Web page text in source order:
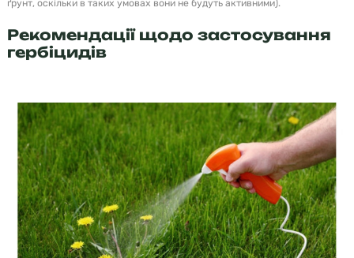
ґрунт, оскільки в таких умовах вони не будуть активними).
Рекомендації щодо застосування
гербіцидів